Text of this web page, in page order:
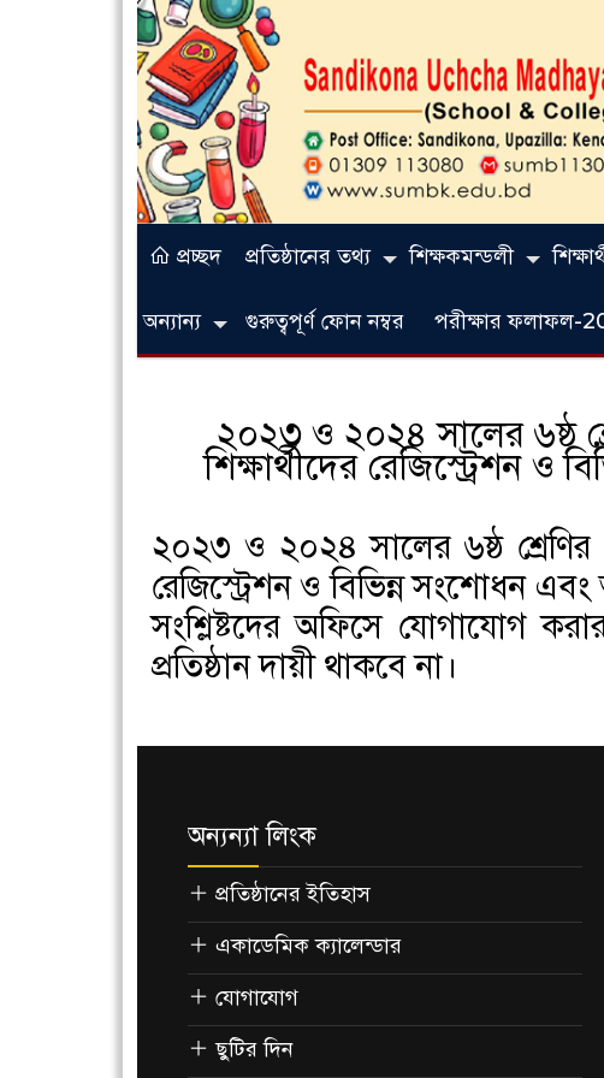
প্রচ্ছদ প্রতিষ্ঠানের তথ্য শিক্ষকমন্ডলী
অন্যান্য গুরুত্বপূর্ণ ফোন নম্বর পরীক্ষার ফলাফল-
২০২৩ ও ২০২৪ সালের ৬ষ্ঠ
শিক্ষার্থীদের রেজিস্ট্রেশন
২০২৩ ও ২০২৪ সালের ৬ষ্ঠ
রেজিস্ট্রেশন ও বিভিন্ন সংশোধন
সংশ্লিষ্টদের অফিসে যোগাযোগ
প্রতিষ্ঠান দায়ী থাকবে না।
অন্যন্যা লিংক
প্রতিষ্ঠানের ইতিহাস
একাডেমিক ক্যালেন্ডার
যোগাযোগ
ছুটির দিন